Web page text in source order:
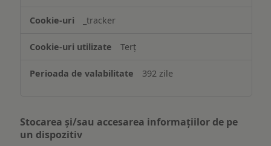
_tracker
Terț
392 zile
Stocarea și/sau accesarea informațiilor de pe
un dispozitiv